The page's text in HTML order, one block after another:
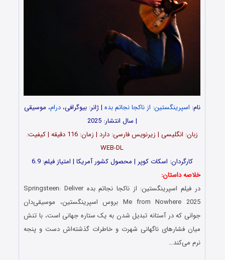
نام: اسپرینگستین: از ناکجا نجاتم بده | ژانر: بیوگرافی،درام، موسیقی
| سال انتشار: 2025
زبان: انگلیسی | زیرنویس فارسی: دارد | زمان: 116 دقیقه | کیفیت:
WEB-DL
کارگردان: اسکات کوپر | محصول کشور آمریکا | امتیاز فیلم: 6.9
خلاصه داستان:
در فیلم اسپرینگستین: از ناکجا نجاتم بده Springsteen: Deliver
Me from Nowhere 2025 بروس اسپرینگستین، موسیقی‌دان
جوانی که در آستانه تبدیل شدن به یک ستاره جهانی است، با تنش
میان فشارهای ناگهانی شهرت و خاطرات گذشته‌اش دست و پنجه
نرم می‌کند…